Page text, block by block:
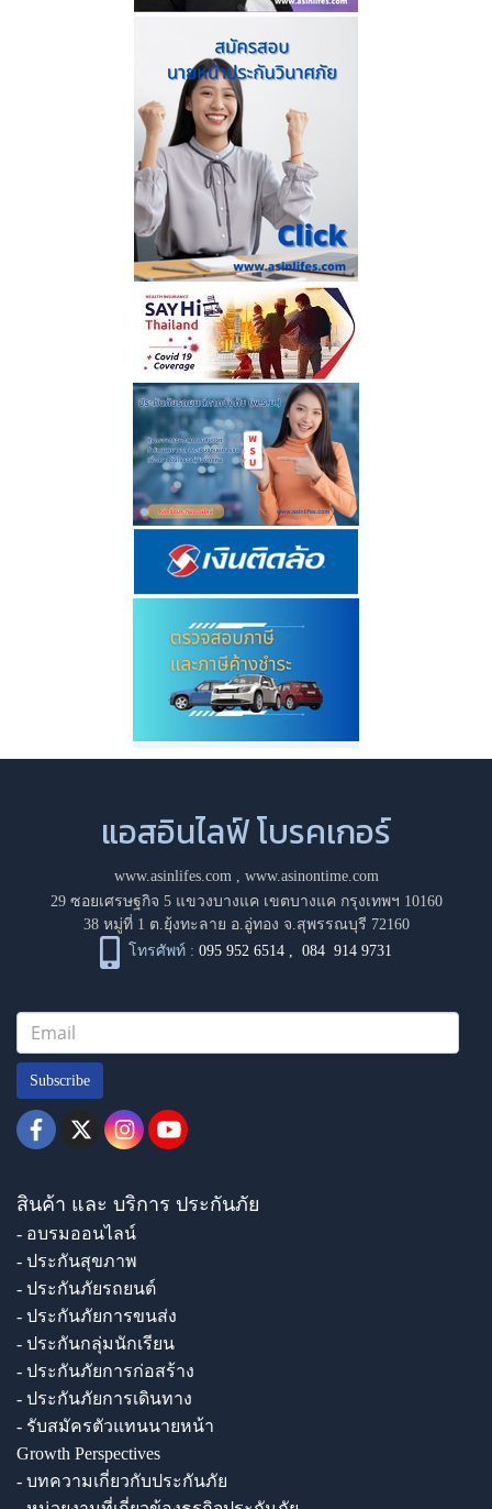
แอสอินไลฟ์ โบรคเกอร์
www.asinlifes.com, www.asinontime.com
29 ซอยเศรษฐกิจ 5 แขวงบางแค เขตบางแค กรุงเทพฯ 10160
38 หมู่ที่ 1 ต.ยุ้งทะลาย อ.อู่ทอง จ.สุพรรณบุรี 72160
โทรศัพท์ : 095 952 6514 ,084 914 9731
Subscribe
สินค้า และ บริการ ประกันภัย
- อบรมออนไลน์
- ประกันสุขภาพ
- ประกันภัยรถยนต์
- ประกันภัยการขนส่ง
- ประกันกลุ่มนักเรียน
- ประกันภัยการก่อสร้าง
- ประกันภัยการเดินทาง
- รับสมัครตัวแทนนายหน้า
Growth Perspectives
- บทความเกี่ยวกับประกันภัย